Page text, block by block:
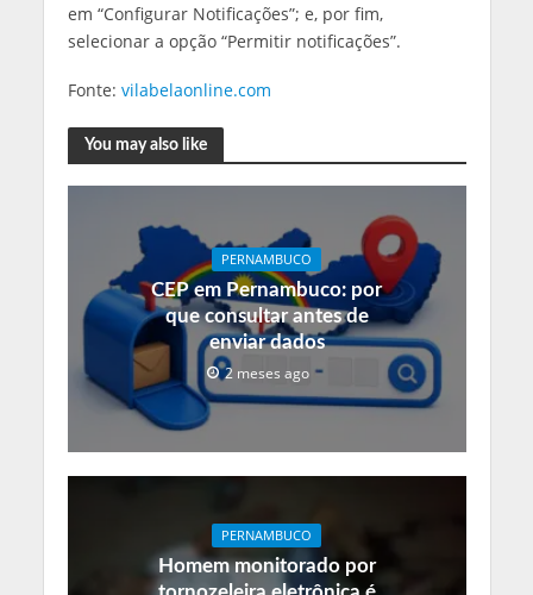
em “Configurar Notificações”; e, por fim,
selecionar a opção “Permitir notificações”.
Fonte: vilabelaonline.com
You may also like
PERNAMBUCO
CEP em Pernambuco: por
que consultar antes de
enviar dados
2 meses ago
PERNAMBUCO
Homem monitorado por